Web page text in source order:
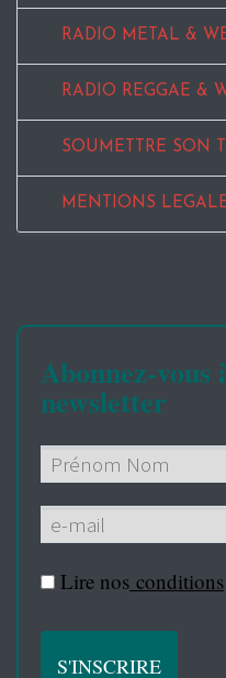
RADIO METAL &
RADIO REGGAE &
SOUMETTRE SON
MENTIONS
Abonnez-vous
newsletter
Lire nos conditions